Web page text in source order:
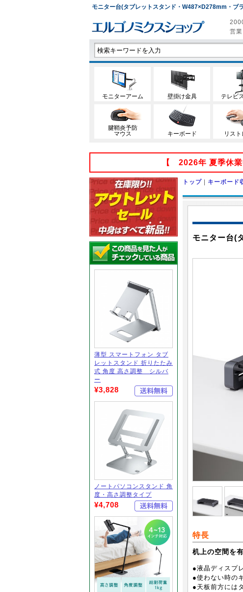
モニター台(タブレットスタンド・W487×D278mm・ブ
営
モニターアーム 壁掛け金具 テレビ
腱鞘炎予防
マウス
キーボード リスト
【 2026年 夏季休
薄型 スマートフォン タブ
レットスタンド 折りたたみ
式 角度 高さ調整 シルバ
ー
¥3,828
ノートパソコンスタンド 角
度・高さ調整タイプ
¥4,708
トップ | キーボード
モニター台(
特長
机上の空間を
●液晶ディスプ
●使わない時の
●天板前方には